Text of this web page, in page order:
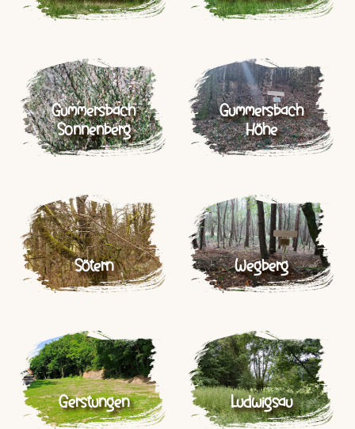
Gummersbach
Sonnenberg
Gummersbach
Höhe
Sötern Wegberg
Gerstungen Ludwigsau